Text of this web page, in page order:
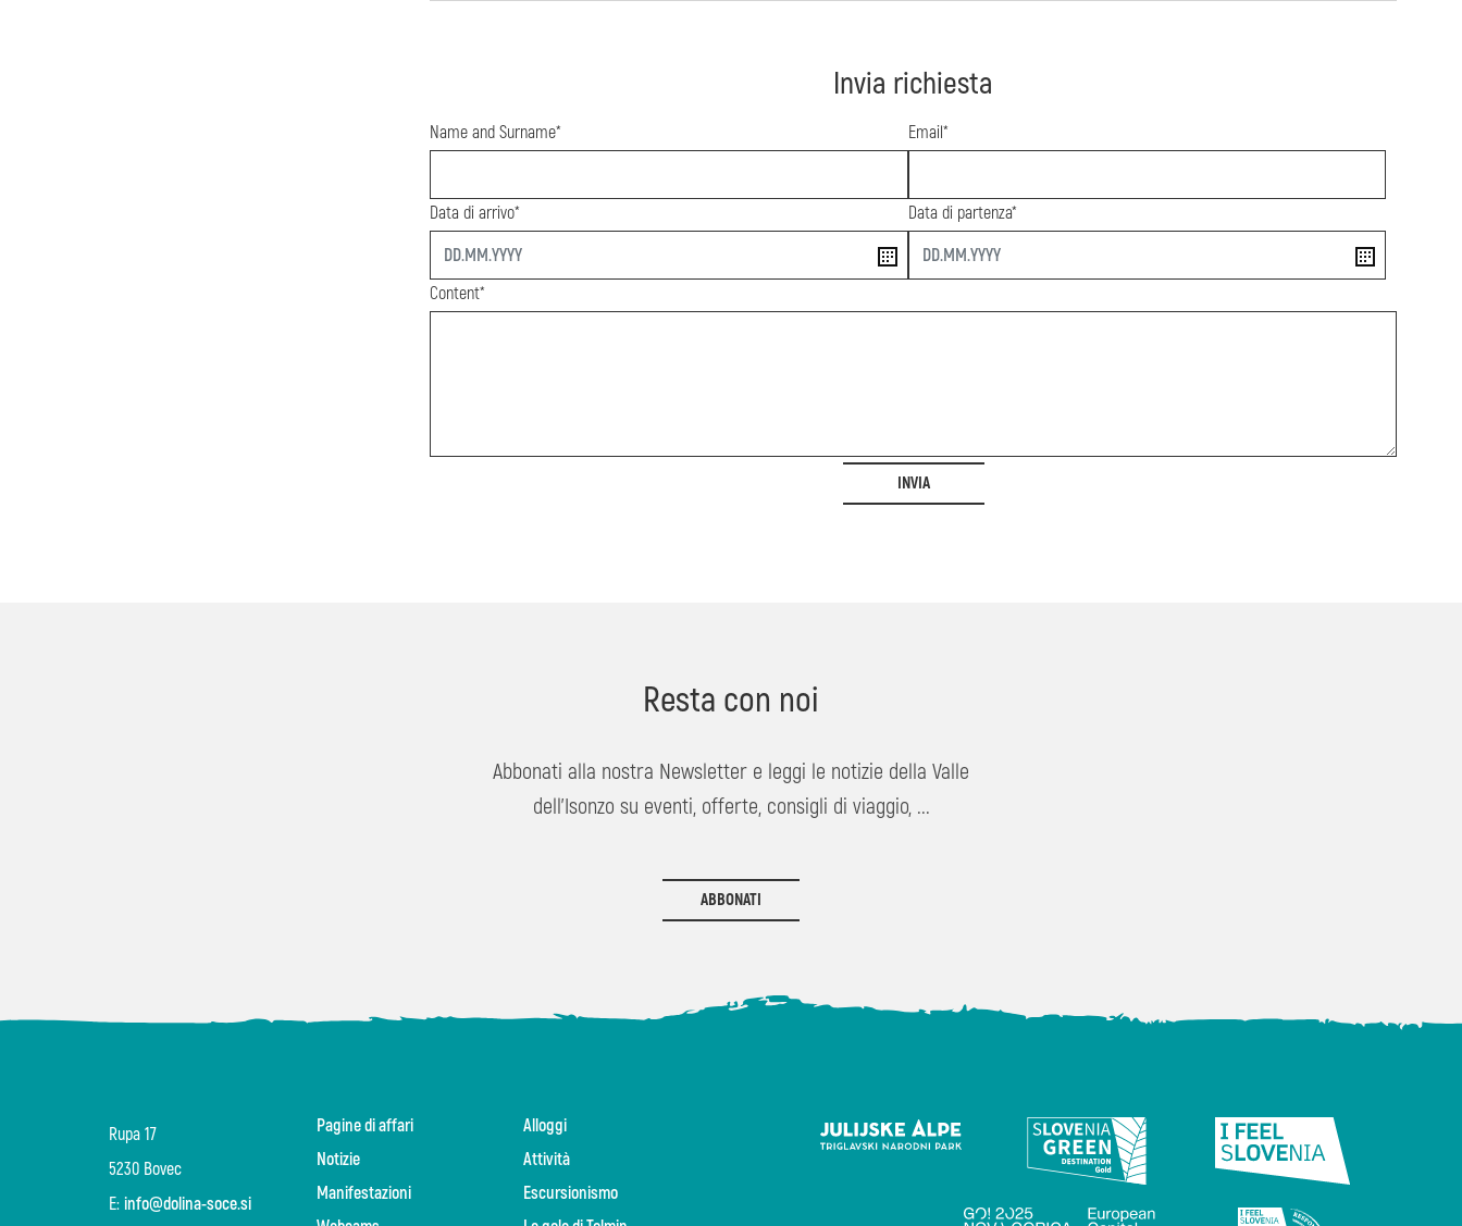
Invia richiesta
Name and Surname* Email*
Data di arrivo*
start
Data di partenza*
end
Content*
INVIA
Resta con noi
Abbonati alla nostra Newsletter e leggi le notizie della Valle
dell'Isonzo su eventi, offerte, consigli di viaggio, ...
ABBONATI
Rupa 17
5230 Bovec
E: info@dolina-soce.si
Pagine di affari
Notizie
Manifestazioni
Alloggi
Attività
Escursionismo